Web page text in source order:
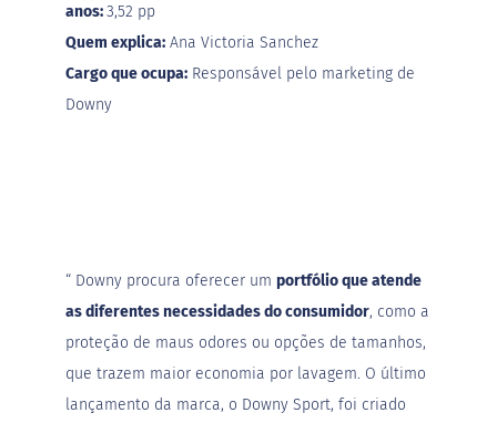
anos:3,52 pp
Quem explica:Ana Victoria Sanchez
Cargo que ocupa:Responsável pelo marketing de
Downy
“ Downy procura oferecer um portfólio que atende
as diferentes necessidades do consumidor, como a
proteção de maus odores ou opções de tamanhos,
que trazem maior economia por lavagem. O último
lançamento da marca, o Downy Sport, foi criado